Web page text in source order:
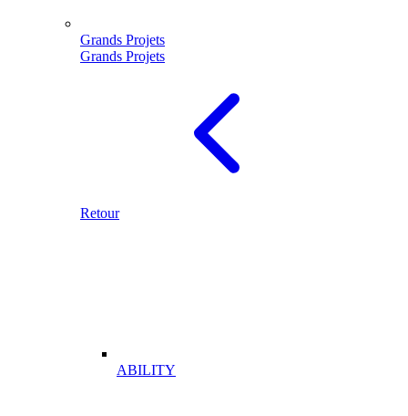
Grands Projets
Grands Projets
Retour
ABILITY